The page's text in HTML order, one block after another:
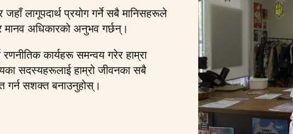
लागूपदार्थ प्रयोग गर्ने सबै मानिसहरूले
मानव अधिकारको अनुभव गर्छन्।
रणनीतिक कार्यहरू समन्वय गरेर हाम्रा
सदस्यहरूलाई हाम्रो जीवनका सबै
गर्न सशक्त बनाउनुहोस्।